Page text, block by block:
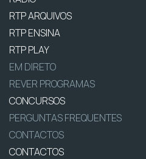
RTP ARQUIVOS
RTP ENSINA
RTP PLAY
EM DIRETO
REVER PROGRAMAS
CONCURSOS
PERGUNTAS FREQUENTES
CONTACTOS
CONTACTOS